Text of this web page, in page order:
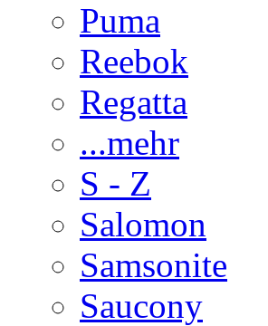
Puma
Reebok
Regatta
...mehr
S - Z
Salomon
Samsonite
Saucony